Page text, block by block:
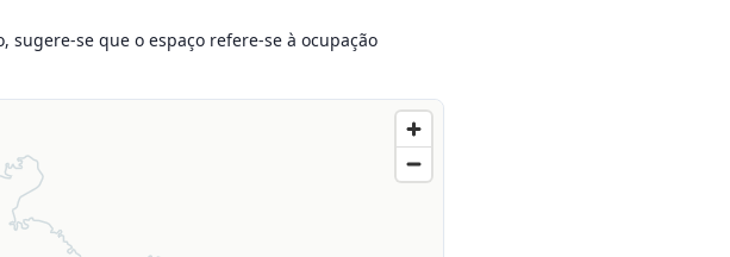
se que o espaço refere-se à ocupação